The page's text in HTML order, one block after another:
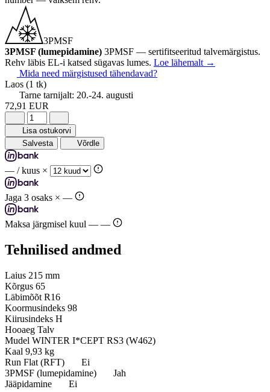
3PMSF
3PMSF (lumepidamine) 3PMSF — sertifitseeritud talvemärgistus.
Rehv läbis EL-i katsed sügavas lumes. Loe lähemalt →
Mida need märgistused tähendavad?
Laos (1 tk)
Tarne tarnijalt: 20.-24. augusti
72,91 EUR
Lisa ostukorvi
Salvesta
Võrdle
— / kuus ×
Jaga 3 osaks × —
Maksa järgmisel kuul — —
Tehnilised andmed
Laius 215 mm
Kõrgus 65
Läbimõõt R16
Koormusindeks 98
Kiirusindeks H
Hooaeg Talv
Mudel WINTER I*CEPT RS3 (W462)
Kaal 9,93 kg
Run Flat (RFT)
Ei
3PMSF (lumepidamine)
Jah
Jääpidamine
Ei